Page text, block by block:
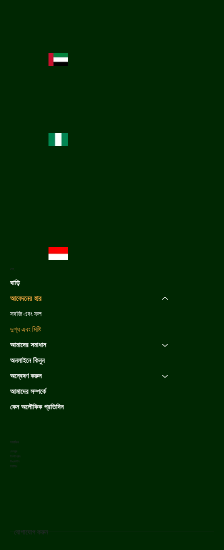
যোগাযোগ করুন
মেনু
বাড়ি
আবেদনের হার
সবজি এবং ফল
দুগ্ধ এবং মিষ্টি
আমাদের সমাধান
অনলাইনে কিনুন
অন্বেষণ করুন
আমাদের সম্পর্কে
কেন অলৌকিক প্রতিদিন
সামাজিক
ফেসবুক
ইনস্টাগ্রাম
লিঙ্কডইন
ইউটিউব